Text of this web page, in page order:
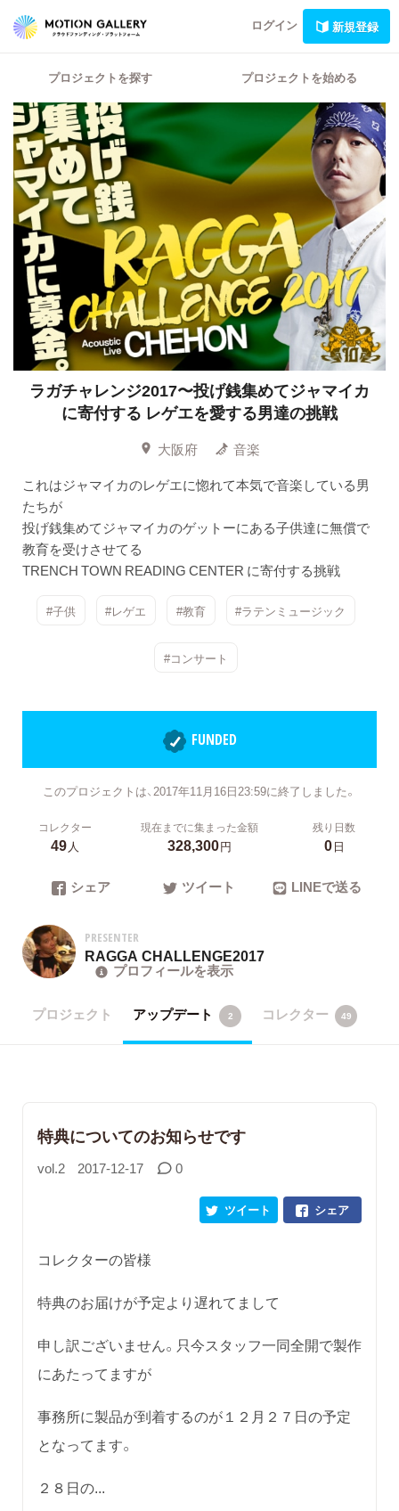
ログイン 新規登録
プロジェクトを探す プロジェクトを始める
ラガチャレンジ2017〜投げ銭集めてジャマイカ
に寄付する レゲエを愛する男達の挑戦
大阪府
音楽
これはジャマイカのレゲエに惚れて本気で音楽している男
たちが
投げ銭集めてジャマイカのゲットーにある子供達に無償で
教育を受けさせてる
TRENCH TOWN READING CENTER に寄付する挑戦
#子供 #レゲエ #教育 #ラテンミュージック
#コンサート
FUNDED
このプロジェクトは、2017年11月16日23:59に終了しました。
コレクター
49人
現在までに集まった金額
328,300円
残り日数
0日
シェア ツイート LINEで送る
PRESENTER
RAGGA CHALLENGE2017
プロフィールを表示
プロジェクト アップデート 2 コレクター 49
特典についてのお知らせです
vol.2 2017-12-17 0
シェア
ツイート
コレクターの皆様
特典のお届けが予定より遅れてまして
申し訳ございません。只今スタッフ一同全開で製作
にあたってますが
事務所に製品が到着するのが１２月２７日の予定
となってます。
２８日の...